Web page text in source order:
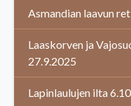
Asmandian laavun
Laaskorven ja
27.9.2025
Lapinlaulujen ilta